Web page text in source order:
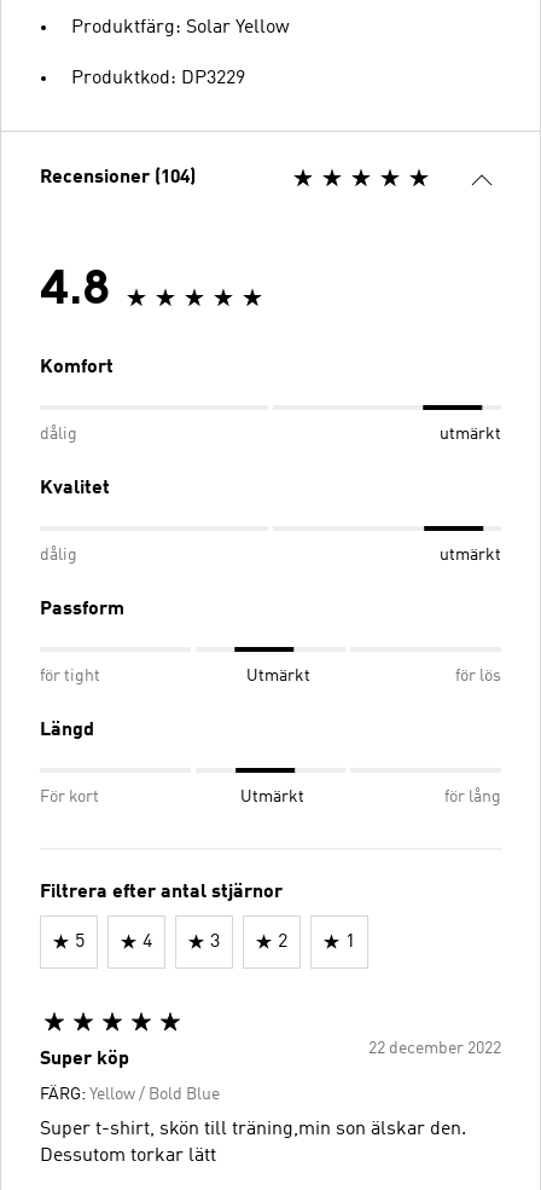
Produktfärg: Solar Yellow
Produktkod: DP3229
Recensioner (104)
4.8
Komfort
dålig utmärkt
Kvalitet
dålig utmärkt
Passform
för tight Utmärkt för lös
Längd
För kort Utmärkt för lång
Filtrera efter antal stjärnor
5 4 3 2 1
22 december 2022
Super köp
FÄRG: Yellow / Bold Blue
Super t-shirt, skön till träning,min son älskar den.
Dessutom torkar lätt